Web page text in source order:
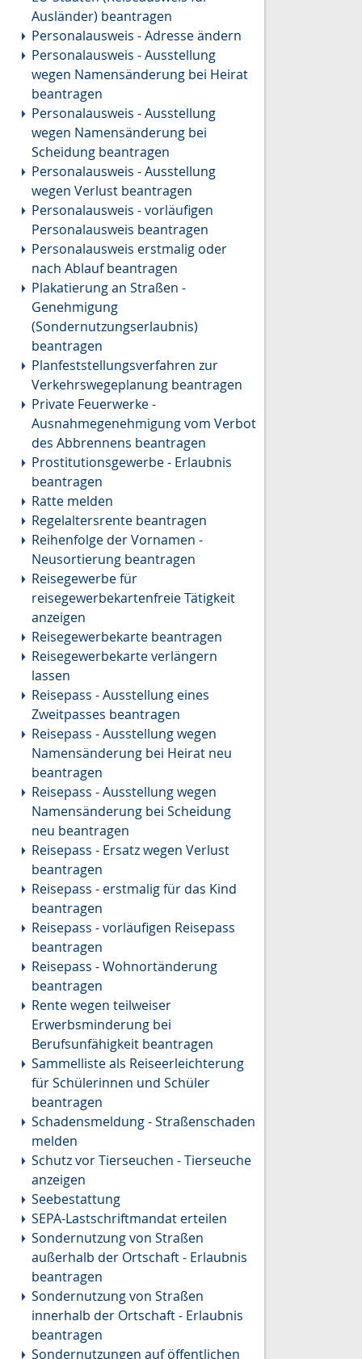
Ausländer) beantragen
Personalausweis - Adresse ändern
Personalausweis - Ausstellung
wegen Namensänderung bei Heirat
beantragen
Personalausweis - Ausstellung
wegen Namensänderung bei
Scheidung beantragen
Personalausweis - Ausstellung
wegen Verlust beantragen
Personalausweis - vorläufigen
Personalausweis beantragen
Personalausweis erstmalig oder
nach Ablauf beantragen
Plakatierung an Straßen -
Genehmigung
(Sondernutzungserlaubnis)
beantragen
Planfeststellungsverfahren zur
Verkehrswegeplanung beantragen
Private Feuerwerke -
Ausnahmegenehmigung vom Verbot
des Abbrennens beantragen
Prostitutionsgewerbe - Erlaubnis
beantragen
Ratte melden
Regelaltersrente beantragen
Reihenfolge der Vornamen -
Neusortierung beantragen
Reisegewerbe für
reisegewerbekartenfreie Tätigkeit
anzeigen
Reisegewerbekarte beantragen
Reisegewerbekarte verlängern
lassen
Reisepass - Ausstellung eines
Zweitpasses beantragen
Reisepass - Ausstellung wegen
Namensänderung bei Heirat neu
beantragen
Reisepass - Ausstellung wegen
Namensänderung bei Scheidung
neu beantragen
Reisepass - Ersatz wegen Verlust
beantragen
Reisepass - erstmalig für das Kind
beantragen
Reisepass - vorläufigen Reisepass
beantragen
Reisepass - Wohnortänderung
beantragen
Rente wegen teilweiser
Erwerbsminderung bei
Berufsunfähigkeit beantragen
Sammelliste als Reiseerleichterung
für Schülerinnen und Schüler
beantragen
Schadensmeldung - Straßenschaden
melden
Schutz vor Tierseuchen - Tierseuche
anzeigen
Seebestattung
SEPA-Lastschriftmandat erteilen
Sondernutzung von Straßen
außerhalb der Ortschaft - Erlaubnis
beantragen
Sondernutzung von Straßen
innerhalb der Ortschaft - Erlaubnis
beantragen
Sondernutzungen auf öffentlichen